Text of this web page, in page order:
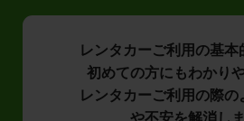
レンタカーご利用の基本
初めての方にもわかり
レンタカーご利用の際の
や不安を解消しま